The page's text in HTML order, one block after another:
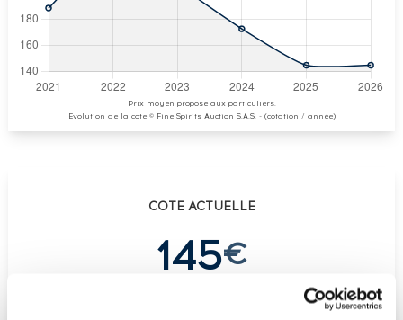
Prix moyen proposé aux particuliers.
Evolution de la cote © Fine Spirits Auction S.A.S. - (cotation / année)
COTE ACTUELLE
145€